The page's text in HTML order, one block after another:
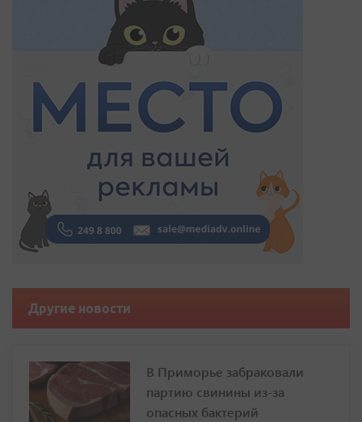
Другие новости
В Приморье забраковали
партию свинины из-за
опасных бактерий